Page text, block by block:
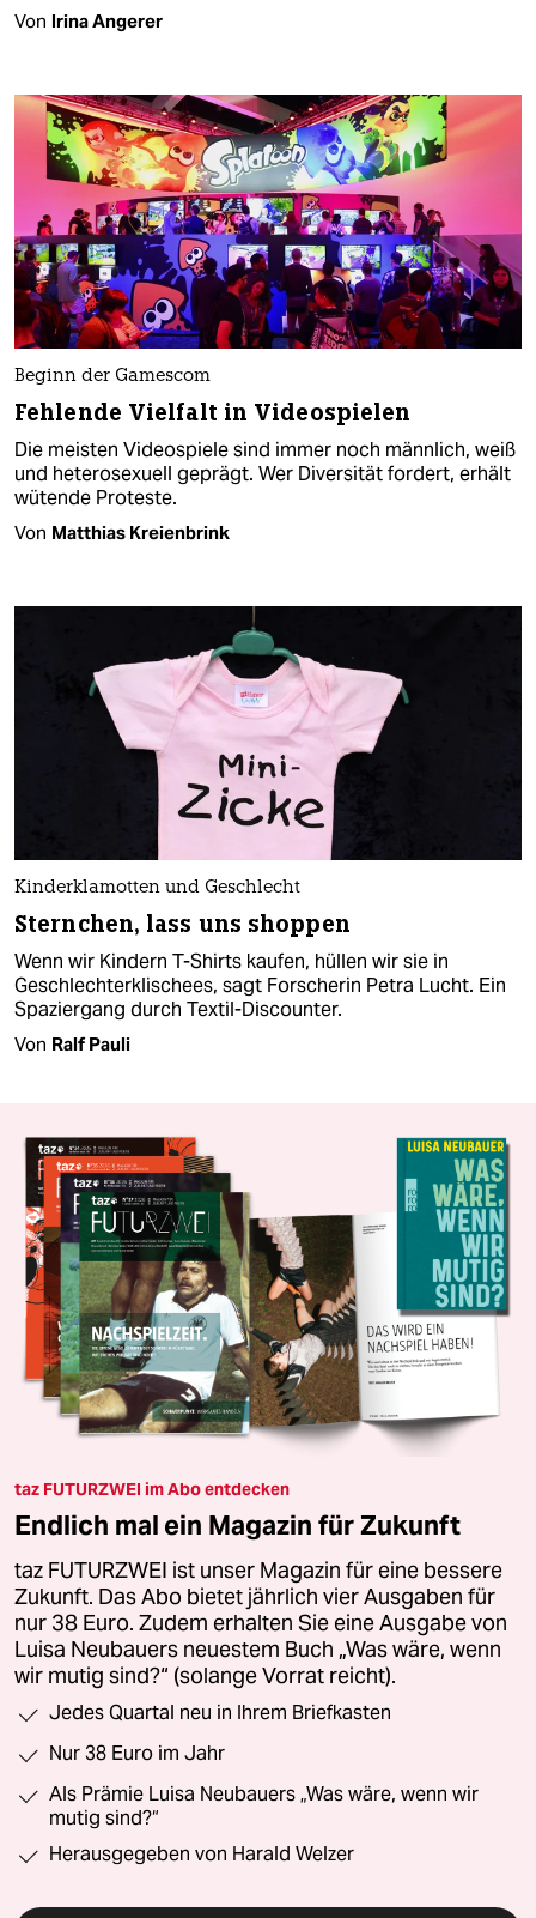
Von Irina Angerer
Beginn der Gamescom
Fehlende Vielfalt in Videospielen
Die meisten Videospiele sind immer noch männlich, weiß
und heterosexuell geprägt. Wer Diversität fordert, erhält
wütende Proteste.
Von Matthias Kreienbrink
Kinderklamotten und Geschlecht
Sternchen, lass uns shoppen
Wenn wir Kindern T-Shirts kaufen, hüllen wir sie in
Geschlechter­klischees, sagt Forscherin Petra Lucht. Ein
Spaziergang durch Textil-Discounter.
Von Ralf Pauli
taz FUTURZWEI im Abo entdecken
Endlich mal ein Magazin für Zukunft
taz FUTURZWEI ist unser Magazin für eine bessere
Zukunft. Das Abo bietet jährlich vier Ausgaben für
nur 38 Euro. Zudem erhalten Sie eine Ausgabe von
Luisa Neubauers neuestem Buch „Was wäre, wenn
wir mutig sind?“ (solange Vorrat reicht).
Jedes Quartal neu in Ihrem Briefkasten
Nur 38 Euro im Jahr
Als Prämie Luisa Neubauers „Was wäre, wenn wir
mutig sind?“
Herausgegeben von Harald Welzer